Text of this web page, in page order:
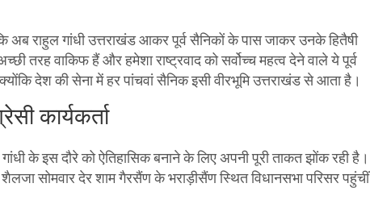
अब राहुल गांधी उत्तराखंड आकर पूर्व सैनिकों के पास जाकर उनके हितैषी
तरह वाकिफ हैं और हमेशा राष्ट्रवाद को सर्वोच्च महत्व देने वाले ये पूर्व
देश की सेना में हर पांचवां सैनिक इसी वीरभूमि उत्तराखंड से आता है।
कार्यकर्ता
के इस दौरे को ऐतिहासिक बनाने के लिए अपनी पूरी ताकत झोंक रही है।
सोमवार देर शाम गैरसैंण के भराड़ीसैंण स्थित विधानसभा परिसर पहुंचीं